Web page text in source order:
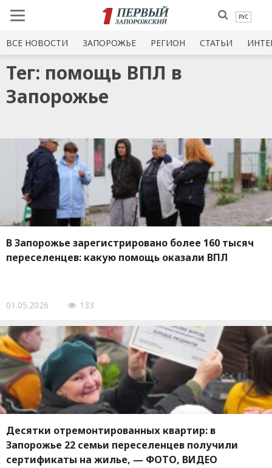
РУС
ВСЕ НОВОСТИ ЗАПОРОЖЬЕ РЕГИОН СТАТЬИ
Тег: помощь ВПЛ в
Запорожье
В Запорожье зарегистрировано более 160 тысяч
переселенцев: какую помощь оказали ВПЛ
01.05.2026 133
Десятки отремонтированных квартир: в
Запорожье 22 семьи переселенцев получили
сертификаты на жилье, — ФОТО, ВИДЕО